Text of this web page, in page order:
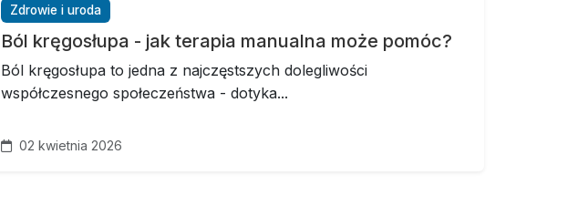
Zdrowie i uroda
Ból kręgosłupa - jak terapia manualna może pomóc?
Ból kręgosłupa to jedna z najczęstszych dolegliwości
współczesnego społeczeństwa - dotyka...
02 kwietnia 2026